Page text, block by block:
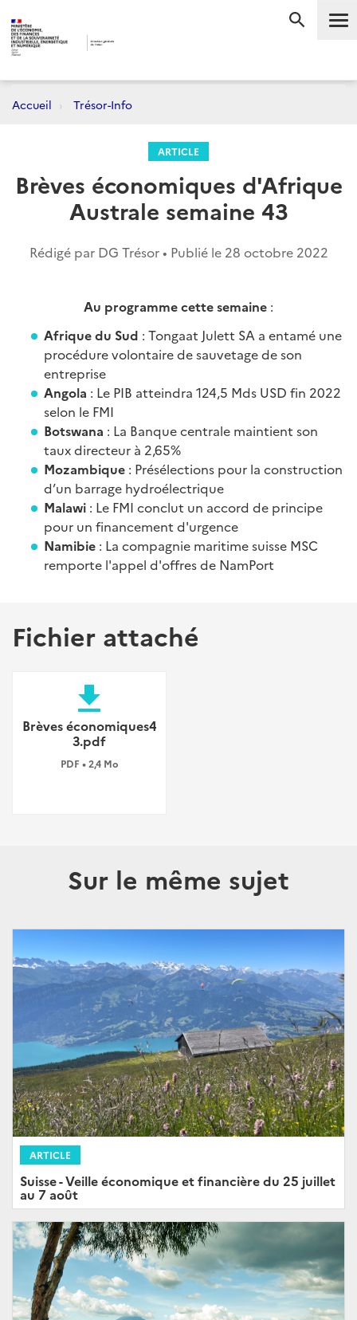
Accueil Trésor-Info
ARTICLE
Brèves économiques d'Afrique
Australe semaine 43
Rédigé par DG Trésor • Publié le 28 octobre 2022
Au programme cette semaine :
Afrique du Sud : Tongaat Julett SA a entamé une
procédure volontaire de sauvetage de son
entreprise
Angola : Le PIB atteindra 124,5 Mds USD fin 2022
selon le FMI
Botswana : La Banque centrale maintient son
taux directeur à 2,65%
Mozambique : Présélections pour la construction
d’un barrage hydroélectrique
Malawi : Le FMI conclut un accord de principe
pour un financement d'urgence
Namibie : La compagnie maritime suisse MSC
remporte l'appel d'offres de NamPort
Fichier attaché
file_download
Brèves économiques4
3.pdf
PDF • 2,4 Mo
Sur le même sujet
ARTICLE
Suisse - Veille économique et financière du 25 juillet
au 7 août